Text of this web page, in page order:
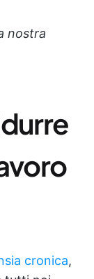
nostra
cronica,